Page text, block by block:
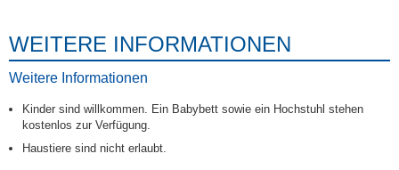
WEITERE INFORMATIONEN
Weitere Informationen
Kinder sind willkommen. Ein Babybett sowie ein Hochstuhl stehen
kostenlos zur Verfügung.
Haustiere sind nicht erlaubt.